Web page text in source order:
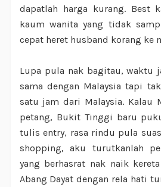
dapatlah harga kurang. Best
kaum wanita yang tidak
cepat heret husband korang ke
Lupa pula nak bagitau, waktu
sama dengan Malaysia tapi
satu jam dari Malaysia. Kalau
petang, Bukit Tinggi baru
tulis entry, rasa rindu pula
shopping, aku turutkanlah
yang berhasrat nak naik
Abang Dayat dengan rela hati